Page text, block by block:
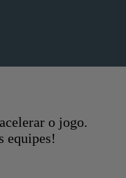
o jogo.
equipes!